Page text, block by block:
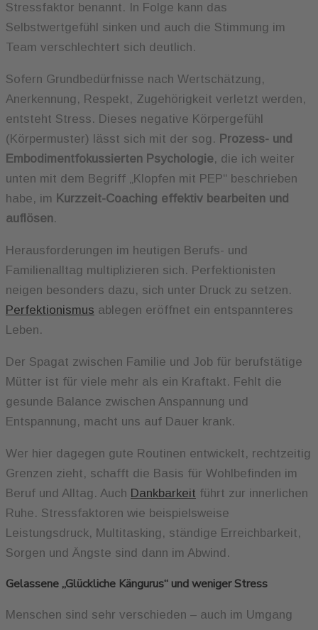
Stressfaktor benannt. In Folge kann das
Selbstwertgefühl sinken und auch die Stimmung im
Team verschlechtert sich deutlich.
Sofern Grundbedürfnisse nach Wertschätzung,
Anerkennung, Respekt, Zugehörigkeit verletzt werden,
entsteht Stress. Dieses negative Körpergefühl
(Körpermuster) lässt sich mit der sog. Prozess- und
Embodimentfokussierten Psychologie, die ich weiter
unten mit dem Begriff „Klopfen mit PEP“ beschrieben
habe, im Kurzzeit-Coaching effektiv bearbeiten und
auflösen.
Herausforderungen im heutigen Berufs- und
Familienalltag multiplizieren sich. Perfektionisten
neigen besonders dazu, sich unter Druck zu setzen.
Perfektionismus ablegen eröffnet ein entspannteres
Leben.
Der Spagat zwischen Familie und Job für berufstätige
Mütter ist für viele mehr als ein Kraftakt. Fehlt die
gesunde Balance zwischen Anspannung und
Entspannung, macht uns auf Dauer krank.
Wer hier dagegen gute Routinen entwickelt, rechtzeitig
Grenzen zieht, schafft die Basis für Wohlbefinden im
Beruf und Alltag. Auch Dankbarkeit führt zur innerlichen
Ruhe. Stressfaktoren wie beispielsweise
Leistungsdruck, Multitasking, ständige Erreichbarkeit,
Sorgen und Ängste sind dann im Abwind.
Gelassene „Glückliche Kängurus“ und weniger Stress
Menschen sind sehr verschieden – auch im Umgang